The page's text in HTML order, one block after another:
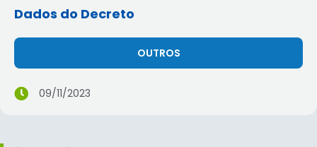
Dados do Decreto
OUTROS
09/11/2023